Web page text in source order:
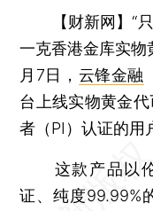
【财新网】“
一克香港金库实
月7日， 云锋金融
台上线实物黄金
者（PI）认证的用
这款产品以伦
证、纯度99.99%